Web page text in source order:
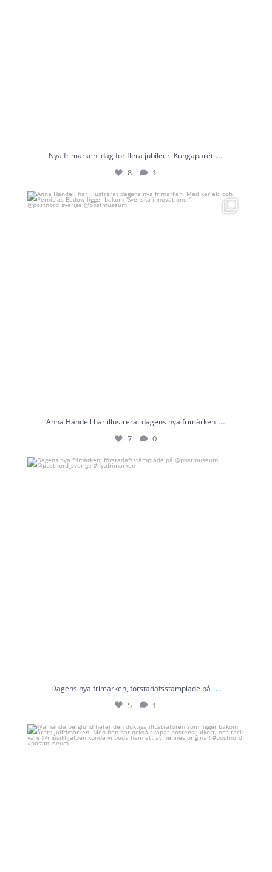
Nya frimärken idag för flera jubileer. Kungaparet ...
8 1
Anna Handell har illustrerat dagens nya frimärken ...
Anna Handell har illustrerat dagens nya frimärken ...
7 0
Dagens nya frimärken, förstadafsstämplade på
Dagens nya frimärken, förstadafsstämplade på ...
5 1
@amanda.berglund heter den duktiga illustratören...